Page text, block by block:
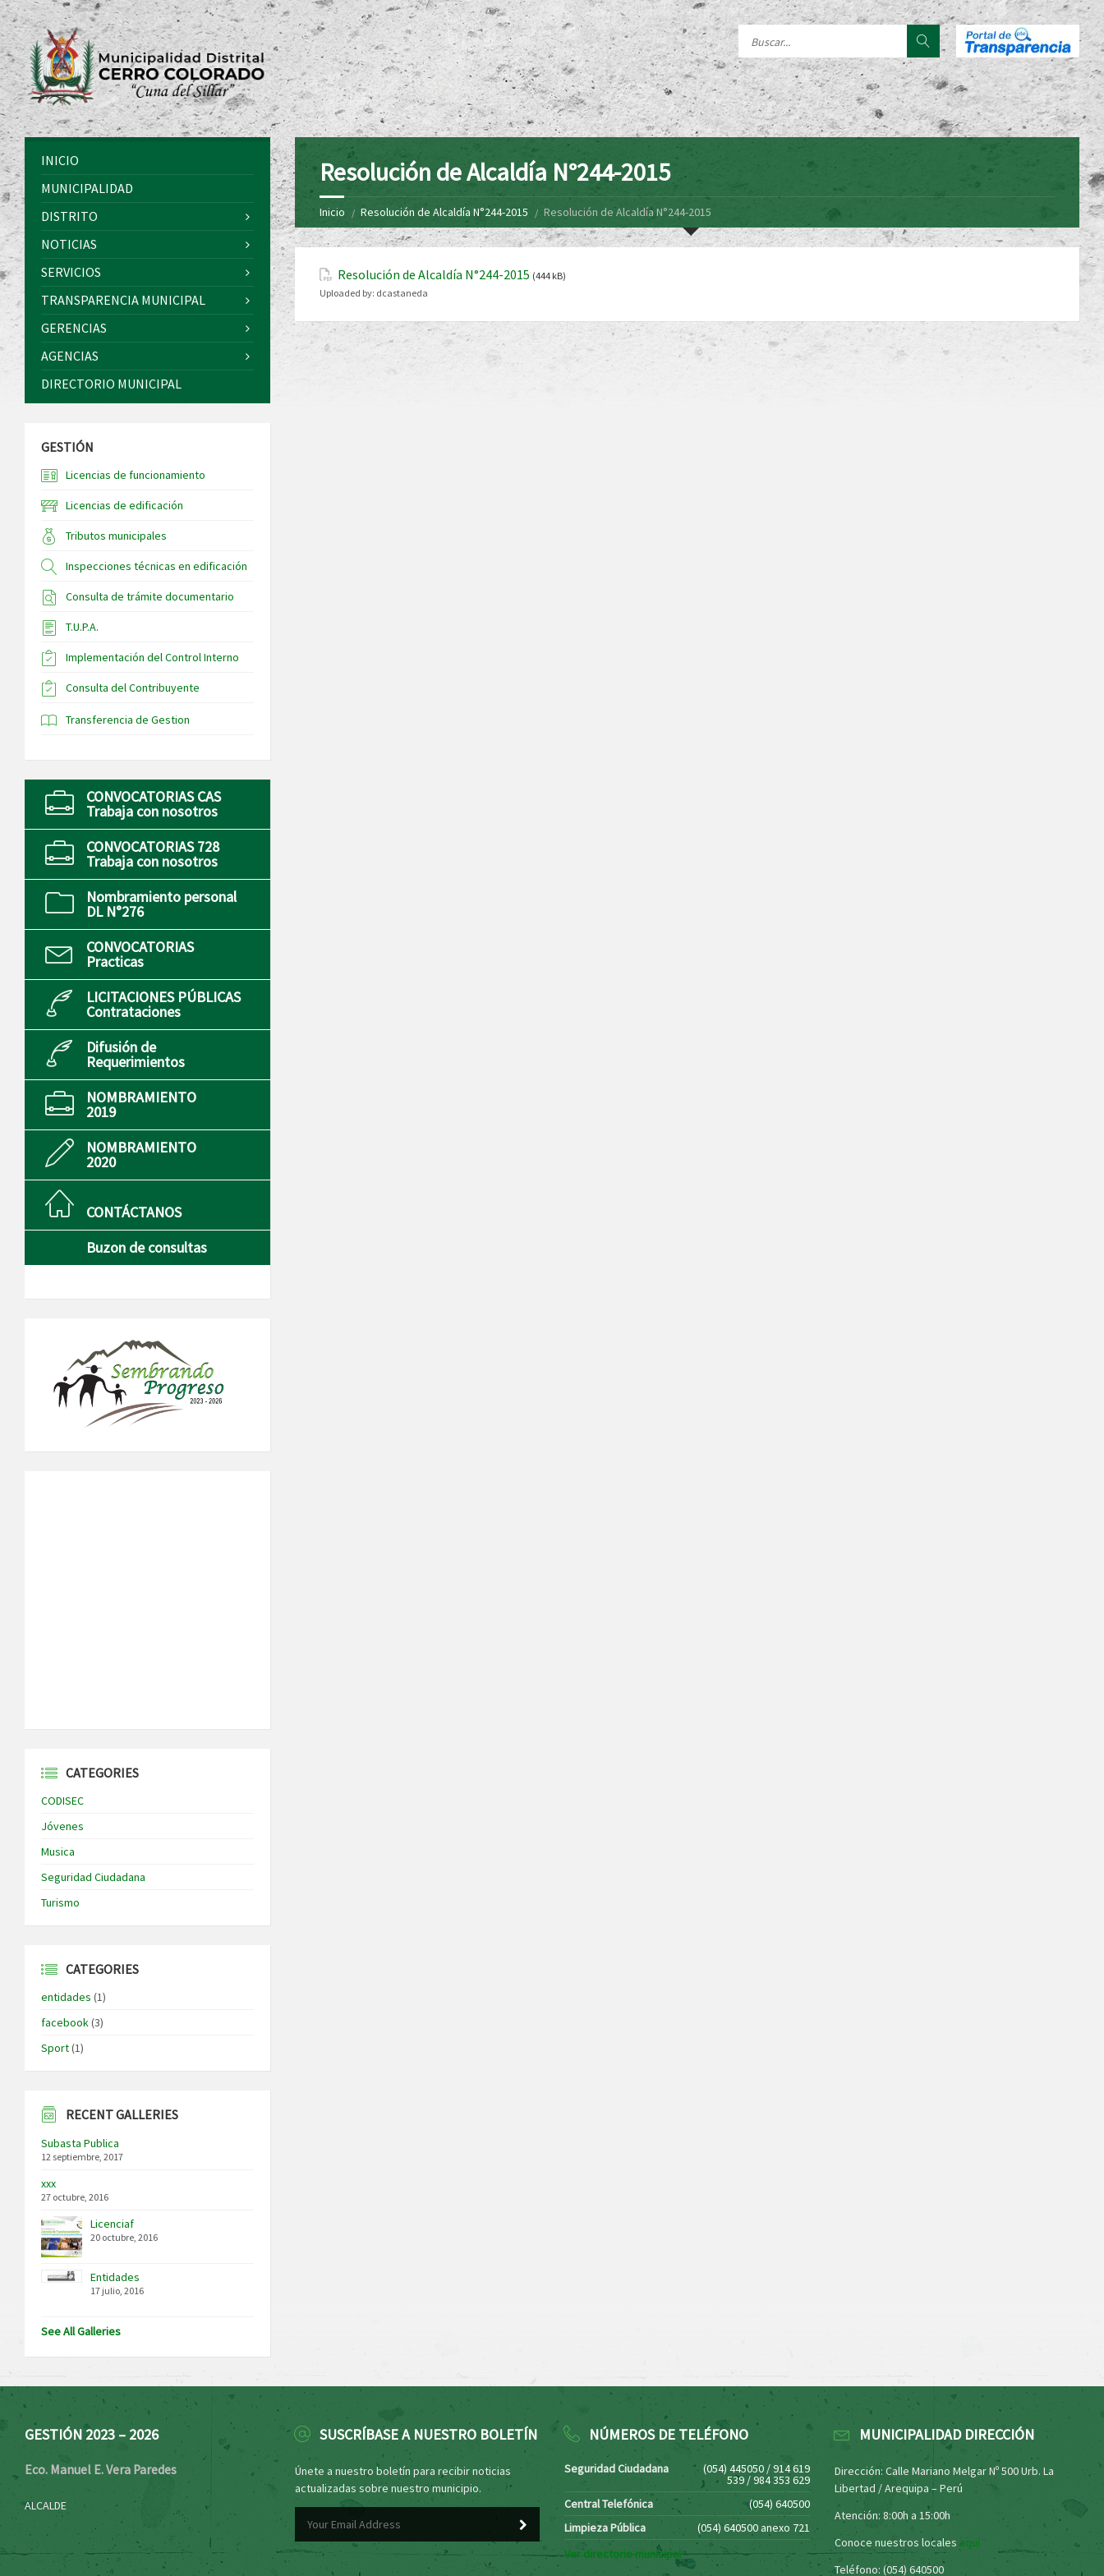
Resolución de Alcaldía N°244-2015
Inicio Resolución de Alcaldía N°244-2015 Resolución de Alcaldía N°244-2015
Resolución de Alcaldía N°244-2015 (444 kB)
Uploaded by: dcastaneda
INICIO
MUNICIPALIDAD
DISTRITO
NOTICIAS
SERVICIOS
TRANSPARENCIA MUNICIPAL
GERENCIAS
AGENCIAS
DIRECTORIO MUNICIPAL
GESTIÓN
Licencias de funcionamiento
Licencias de edificación
Tributos municipales
Inspecciones técnicas en edificación
Consulta de trámite documentario
T.U.P.A.
Implementación del Control Interno
Consulta del Contribuyente
Transferencia de Gestion
CONVOCATORIAS CAS
Trabaja con nosotros
CONVOCATORIAS 728
Trabaja con nosotros
Nombramiento personal
DL N°276
CONVOCATORIAS
Practicas
LICITACIONES PÚBLICAS
Contrataciones
Difusión de
Requerimientos
NOMBRAMIENTO
2019
NOMBRAMIENTO
2020
CONTÁCTANOS
Buzon de consultas
CATEGORIES
CODISEC
Jóvenes
Musica
Seguridad Ciudadana
Turismo
CATEGORIES
entidades (1)
facebook(3)
Sport(1)
RECENT GALLERIES
Subasta Publica
12 septiembre, 2017
xxx
27 octubre, 2016
Licenciaf
20 octubre, 2016
Entidades
17 julio, 2016
See All Galleries
GESTIÓN 2023 – 2026
Eco. Manuel E. Vera Paredes
ALCALDE
SUSCRÍBASE A NUESTRO BOLETÍN
Únete a nuestro boletín para recibir noticias
actualizadas sobre nuestro municipio.
NÚMEROS DE TELÉFONO
Seguridad Ciudadana (054) 445050 / 914 619
539 / 984 353 629
Central Telefónica
(054) 640500
Limpieza Pública
(054) 640500 anexo 721
Ver directorio municipal
MUNICIPALIDAD DIRECCIÓN
Dirección: Calle Mariano Melgar Nº 500 Urb. La
Libertad / Arequipa – Perú
Atención: 8:00h a 15:00h
Conoce nuestros locales aquí
Teléfono: (054) 640500